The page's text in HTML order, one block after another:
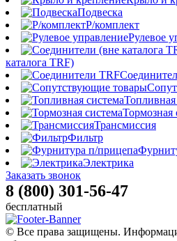
Подвеска
Р/комплект
Рулевое
каталога TRF)
Топливная
Тормозная
Трансмиссия
Фильтр
Электрика
Заказать звонок
8 (800) 301-56-47
бесплатный
© Все права защищены.